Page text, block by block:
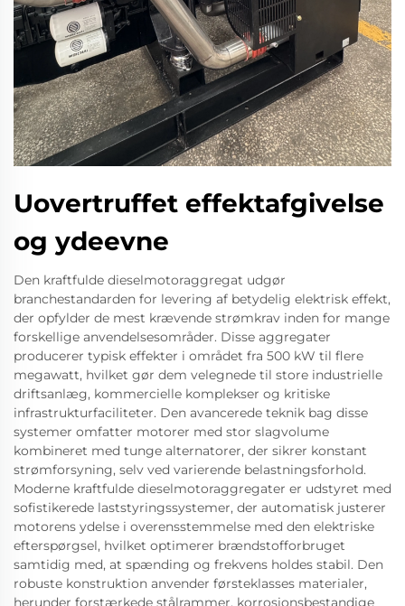
Uovertruffet effektafgivelse
og ydeevne
Den kraftfulde dieselmotoraggregat udgør
branchestandarden for levering af betydelig elektrisk effekt,
der opfylder de mest krævende strømkrav inden for mange
forskellige anvendelsesområder. Disse aggregater
producerer typisk effekter i området fra 500 kW til flere
megawatt, hvilket gør dem velegnede til store industrielle
driftsanlæg, kommercielle komplekser og kritiske
infrastrukturfaciliteter. Den avancerede teknik bag disse
systemer omfatter motorer med stor slagvolume
kombineret med tunge alternatorer, der sikrer konstant
strømforsyning, selv ved varierende belastningsforhold.
Moderne kraftfulde dieselmotoraggregater er udstyret med
sofistikerede laststyringssystemer, der automatisk justerer
motorens ydelse i overensstemmelse med den elektriske
efterspørgsel, hvilket optimerer brændstofforbruget
samtidig med, at spænding og frekvens holdes stabil. Den
robuste konstruktion anvender førsteklasses materialer,
herunder forstærkede stålrammer, korrosionsbestandige